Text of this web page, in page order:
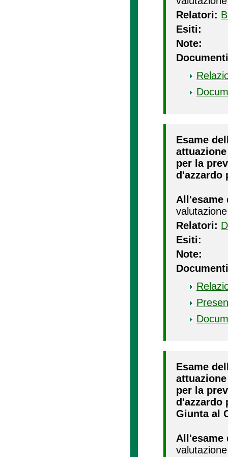
Relatori:
Esiti:
Note:
Esame
per la
d'azzardo
All'esame
valutazione
Relatori:
Esiti:
Note:
Esame
per la
d'azzardo
Giunta al
All'esame
valutazione